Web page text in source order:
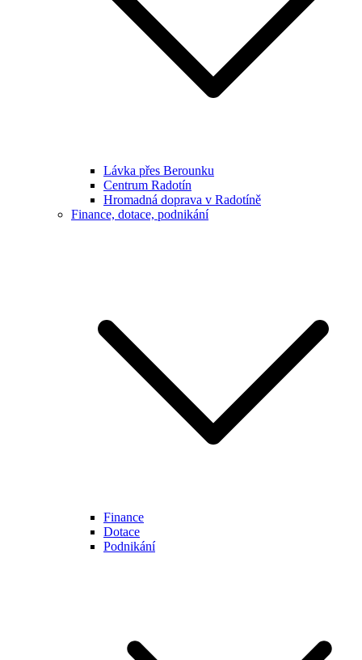
Lávka přes Berounku
Centrum Radotín
Hromadná doprava v Radotíně
Finance, dotace, podnikání
Finance
Dotace
Podnikání